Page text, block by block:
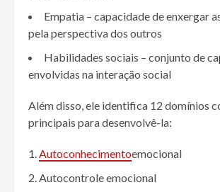
Empatia – capacidade de enxergar
pela perspectiva dos outros
Habilidades sociais – conjunto de
envolvidas na interação social
Além disso, ele identifica 12 domínios
principais para desenvolvê-la:
Autoconhecimentoemocional
Autocontrole emocional